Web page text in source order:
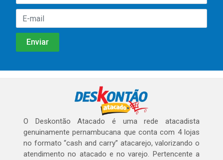
O Deskontão Atacado é uma rede atacadista
genuinamente pernambucana que conta com 4 lojas
no formato “cash and carry” atacarejo, valorizando o
atendimento no atacado e no varejo. Pertencente a